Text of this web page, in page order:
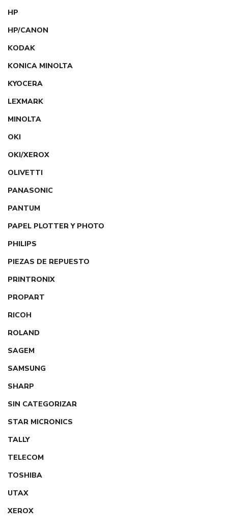
HP
HP/CANON
KODAK
KONICA MINOLTA
KYOCERA
LEXMARK
MINOLTA
OKI
OKI/XEROX
OLIVETTI
PANASONIC
PANTUM
PAPEL PLOTTER Y PHOTO
PHILIPS
PIEZAS DE REPUESTO
PRINTRONIX
PROPART
RICOH
ROLAND
SAGEM
SAMSUNG
SHARP
SIN CATEGORIZAR
STAR MICRONICS
TALLY
TELECOM
TOSHIBA
UTAX
XEROX